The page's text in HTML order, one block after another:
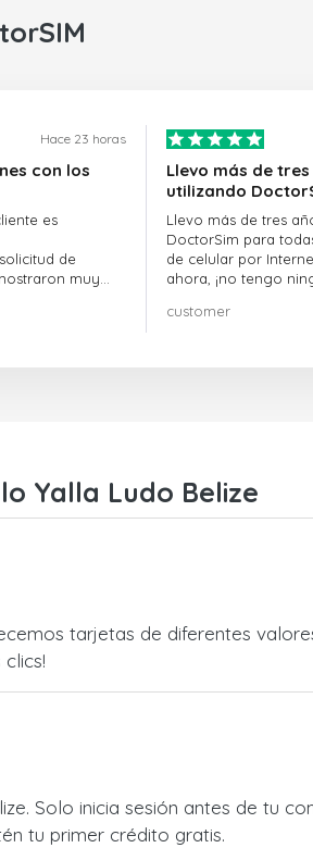
Hace 23 horas
con los
es
de
muy
y lograron
Llevo más de
utilizando
Llevo más de tres
DoctorSim para
de celular por
ahora, ¡no tengo
customer
Yalla Ludo Belize
tarjetas de diferentes
Solo inicia sesión antes de tu
tu primer crédito gratis.